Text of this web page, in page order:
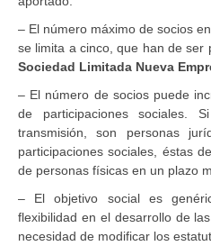
– El número máximo de socios
se limita a cinco, que han de ser
Sociedad Limitada Nueva
– El número de socios puede
de participaciones sociales.
transmisión, son personas
participaciones sociales, éstas
de personas físicas en un plazo
– El objetivo social es
flexibilidad en el desarrollo de
necesidad de modificar los